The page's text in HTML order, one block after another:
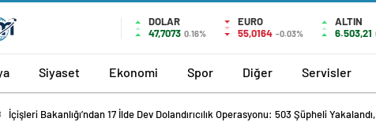
DOLAR
47,7073 0.16%
EURO
55,0164 -0.03%
ALTIN
6.503,21
Siyaset Ekonomi Spor Diğer Servisler
İçişleri Bakanlığı’ndan 17 İlde Dev Dolandırıcılık Operasyonu: 503 Şüpheli